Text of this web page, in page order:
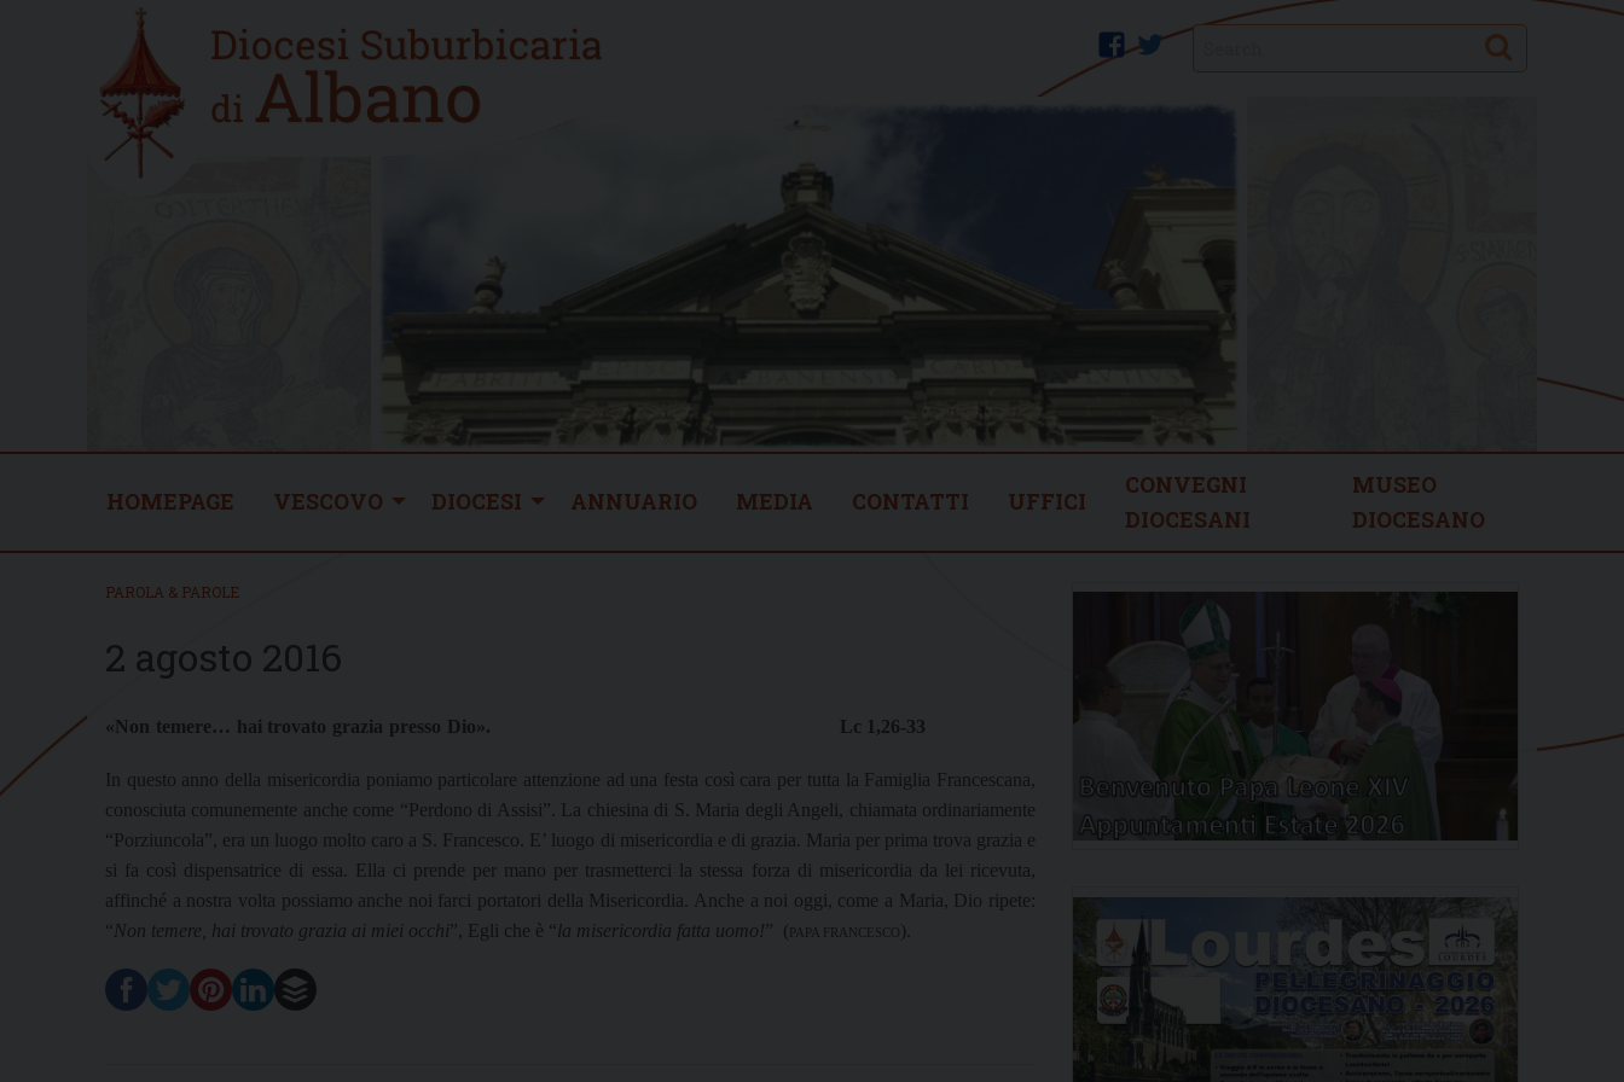
Home
new
twitter
facebook Search
HOMEPAGE VESCOVO DIOCESI ANNUARIO MEDIA CONTATTI UFFICI
CONVEGNI
DIOCESANI
MUSEO
DIOCESANO
PAROLA & PAROLE
2 agosto 2016
«Non temere… hai trovato grazia presso Dio». Lc 1,26-33
In questo anno della misericordia poniamo particolare attenzione ad una festa così cara per tutta la Famiglia Francescana,
conosciuta comunemente anche come “Perdono di Assisi”. La chiesina di S. Maria degli Angeli, chiamata ordinariamente
“Porziuncola”, era un luogo molto caro a S. Francesco. E’ luogo di misericordia e di grazia. Maria per prima trova grazia e
si fa così dispensatrice di essa.
Ella ci prende per mano per trasmetterci la stessa forza di misericordia da lei ricevuta,
affinché a nostra volta possiamo anche noi farci portatori della Misericordia. Anche a noi oggi, come a Maria, Dio ripete:
“ Non temere, hai trovato grazia ai miei occhi”, Egli che è “la misericordia fatta uomo!” ( PAPA FRANCESCO ).